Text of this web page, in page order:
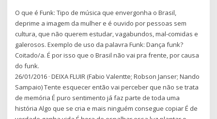
O que é Funk: Tipo de música que envergonha o Brasil,
deprime a imagem da mulher e é ouvido por pessoas sem
cultura, que não querem estudar, vagabundos, mal-comidas e
galerosos. Exemplo de uso da palavra Funk: Dança funk?
Coitado/a. É por isso que o Brasil não vai pra frente, por causa
do funk.
26/01/2016 · DEIXA FLUIR (Fabio Valentte; Robson Janser; Nando
Sampaio) Tente esquecer então vai perceber que não se trata
de memória É puro sentimento já faz parte de toda uma
história Algo que se cria e mais ninguém consegue copiar É de